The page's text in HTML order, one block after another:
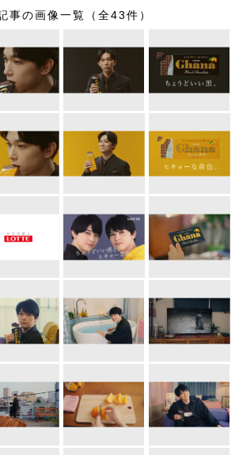
事の画像一覧（全43件）